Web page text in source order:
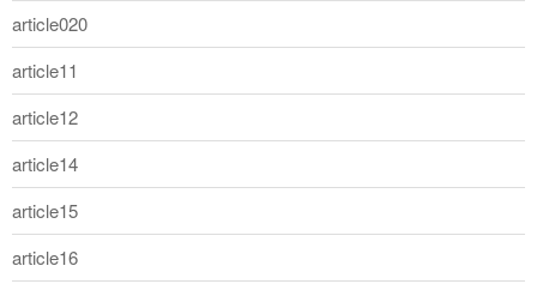
article020
article11
article12
article14
article15
article16